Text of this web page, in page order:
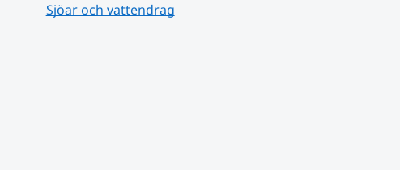
Sjöar och vattendrag